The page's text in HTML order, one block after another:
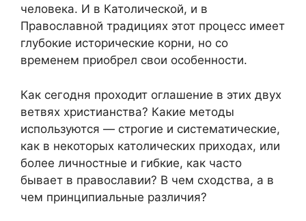
человека. И в Католической, и в
Православной традициях этот процесс имеет
глубокие исторические корни, но со
временем приобрел свои особенности.
Как сегодня проходит оглашение в этих двух
ветвях христианства? Какие методы
используются — строгие и систематические,
как в некоторых католических приходах, или
более личностные и гибкие, как часто
бывает в православии? В чем сходства, а в
чем принципиальные различия?